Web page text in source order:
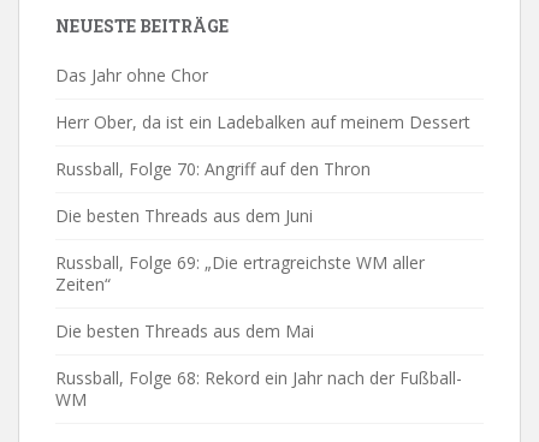
NEUESTE BEITRÄGE
Das Jahr ohne Chor
Herr Ober, da ist ein Ladebalken auf meinem Dessert
Russball, Folge 70: Angriff auf den Thron
Die besten Threads aus dem Juni
Russball, Folge 69: „Die ertragreichste WM aller
Zeiten“
Die besten Threads aus dem Mai
Russball, Folge 68: Rekord ein Jahr nach der Fußball-
WM